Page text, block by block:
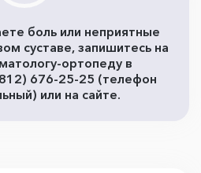
боль или неприятные
суставе, запишитесь на
ортопеду в
676-25-25 (телефон
или на сайте.